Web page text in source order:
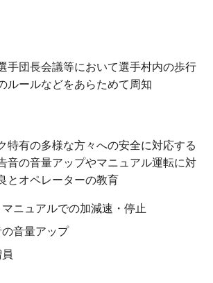
手団長会議等において選手村内の歩行
ルールなどをあらためて周知
特有の多様な方々への安全に対応する
音の音量アップやマニュアル運転に対
とオペレーターの教育
ニュアルでの加減速・ 停止
音量アップ